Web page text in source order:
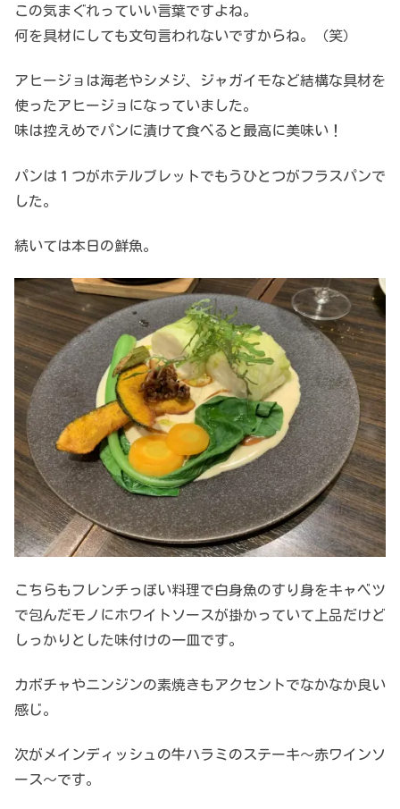
この気まぐれっていい言葉ですよね。
何を具材にしても文句言われないですからね。（笑）
アヒージョは海老やシメジ、ジャガイモなど結構な具材を
使ったアヒージョになっていました。
味は控えめでパンに漬けて食べると最高に美味い！
パンは１つがホテルブレットでもうひとつがフラスパンで
した。
続いては本日の鮮魚。
こちらもフレンチっぽい料理で白身魚のすり身をキャベツ
で包んだモノにホワイトソースが掛かっていて上品だけど
しっかりとした味付けの一皿です。
カボチャやニンジンの素焼きもアクセントでなかなか良い
感じ。
次がメインディッシュの牛ハラミのステーキ～赤ワインソ
ース～です。